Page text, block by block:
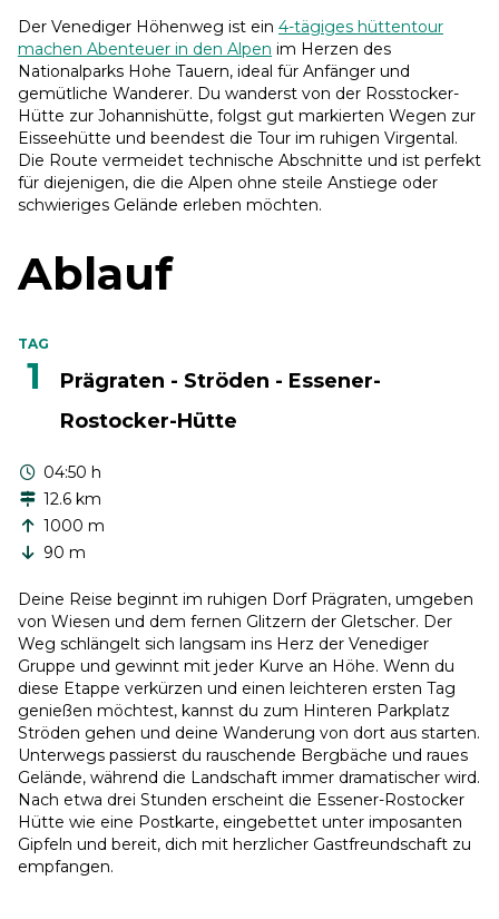
Der Venediger Höhenweg ist ein 4-tägiges hüttentour
machen Abenteuer in den Alpen im Herzen des
Nationalparks Hohe Tauern, ideal für Anfänger und
gemütliche Wanderer. Du wanderst von der Rosstocker-
Hütte zur Johannishütte, folgst gut markierten Wegen zur
Eisseehütte und beendest die Tour im ruhigen Virgental.
Die Route vermeidet technische Abschnitte und ist perfekt
für diejenigen, die die Alpen ohne steile Anstiege oder
schwieriges Gelände erleben möchten.
Ablauf
TAG
1
Prägraten - Ströden - Essener-
Rostocker-Hütte
04:50 h
12.6 km
1000 m
90 m
Deine Reise beginnt im ruhigen Dorf Prägraten, umgeben
von Wiesen und dem fernen Glitzern der Gletscher. Der
Weg schlängelt sich langsam ins Herz der Venediger
Gruppe und gewinnt mit jeder Kurve an Höhe. Wenn du
diese Etappe verkürzen und einen leichteren ersten Tag
genießen möchtest, kannst du zum Hinteren Parkplatz
Ströden gehen und deine Wanderung von dort aus starten.
Unterwegs passierst du rauschende Bergbäche und raues
Gelände, während die Landschaft immer dramatischer wird.
Nach etwa drei Stunden erscheint die Essener-Rostocker
Hütte wie eine Postkarte, eingebettet unter imposanten
Gipfeln und bereit, dich mit herzlicher Gastfreundschaft zu
empfangen.